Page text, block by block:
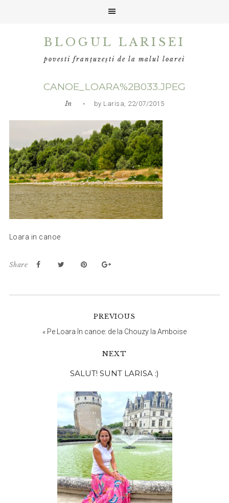
BLOGUL LARISEI
povesti franțuzești de la malul loarei
CANOE_LOARA%2B033.JPEG
In • by Larisa, 22/07/2015
Loara in canoe
Share
PREVIOUS
« Pe Loara în canoe: de la Chouzy la Amboise
NEXT
principală
SALUT! SUNT LARISA :)